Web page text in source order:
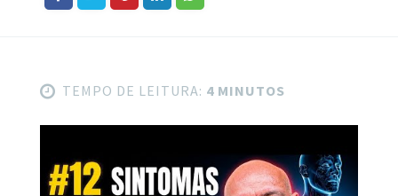
TEMPO DE LEITURA: 4 MINUTOS